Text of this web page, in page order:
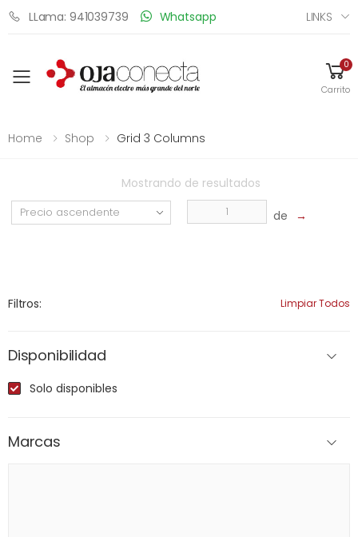
LLama: 941039739 Whatsapp LINKS
Toggle mobile menu
0
Carrito
Home Shop Grid 3 Columns
Mostrando de resultados
de →
Filtros: Limpiar Todos
Disponibilidad
Solo disponibles
Marcas